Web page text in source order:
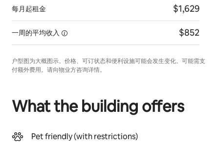
每月起租金 $1,629
一周的平均收入 $852
户型图为大概图示。价格、可订状态和便利设施可能会发生变化。可能需支
付额外费用。请向物业方咨询详情。
What the building offers
Pet friendly (with restrictions)